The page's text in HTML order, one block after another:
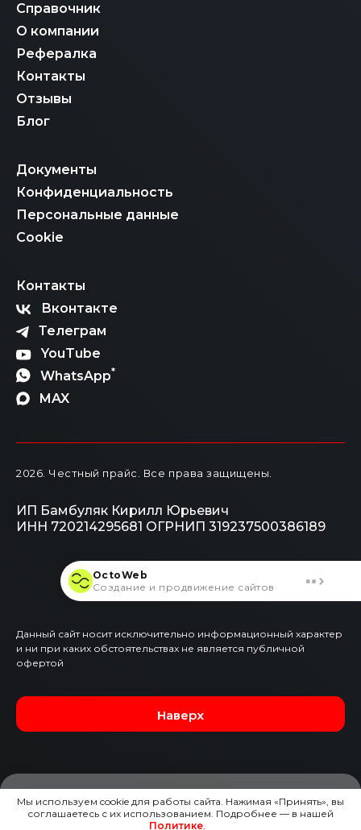
Справочник
О компании
Рефералка
Контакты
Отзывы
Блог
Документы
Конфиденциальность
Персональные данные
Cookie
Контакты
Вконтакте
Телеграм
YouTube
WhatsApp*
MAX
2026. Честный прайс. Все права защищены.
ИП Бамбуляк Кирилл Юрьевич
ИНН 720214295681 ОГРНИП 319237500386189
Данный сайт носит исключительно информационный характер
и ни при каких обстоятельствах не является публичной
офертой
Наверх
OctoWeb
Создание и продвижение сайтов
Мы используем cookie для работы сайта. Нажимая «Принять», вы
соглашаетесь с их использованием. Подробнее — в нашей
Политике.
ЗАЯВКА НА ЭТОТ АВТО